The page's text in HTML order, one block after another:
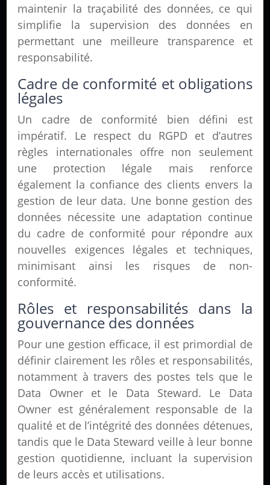
maintenir la traçabilité des données, ce qui
simplifie la supervision des données en
permettant une meilleure transparence et
responsabilité.
Cadre de conformité et obligations
légales
Un cadre de conformité bien défini est
impératif. Le respect du RGPD et d’autres
règles internationales offre non seulement
une protection légale mais renforce
également la confiance des clients envers la
gestion de leur data. Une bonne gestion des
données nécessite une adaptation continue
du cadre de conformité pour répondre aux
nouvelles exigences légales et techniques,
minimisant ainsi les risques de non-
conformité.
Rôles et responsabilités dans la
gouvernance des données
Pour une gestion efficace, il est primordial de
définir clairement les rôles et responsabilités,
notamment à travers des postes tels que le
Data Owner et le Data Steward. Le Data
Owner est généralement responsable de la
qualité et de l’intégrité des données détenues,
tandis que le Data Steward veille à leur bonne
gestion quotidienne, incluant la supervision
de leurs accès et utilisations.